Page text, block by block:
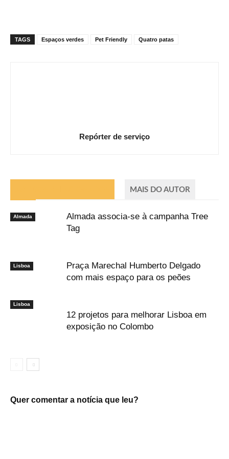
TAGS Espaços verdes Pet Friendly Quatro patas
Repórter de serviço
MAIS DO AUTOR
Almada
Almada associa-se à campanha Tree
Tag
Lisboa
Praça Marechal Humberto Delgado
com mais espaço para os peões
Lisboa
12 projetos para melhorar Lisboa em
exposição no Colombo
Quer comentar a notícia que leu?